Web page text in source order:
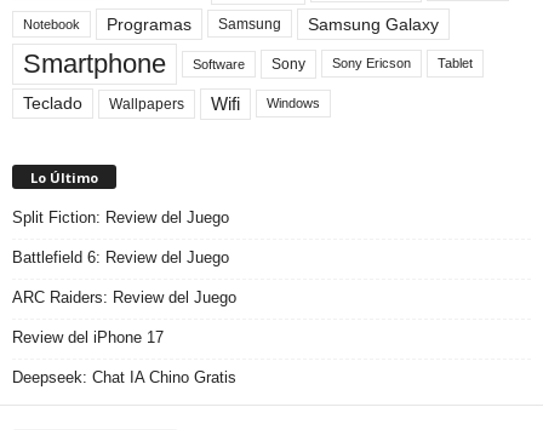
Notebook Programas Samsung Samsung Galaxy
Smartphone Software Sony Sony Ericson Tablet
Teclado Wallpapers Wifi Windows
Lo Último
Split Fiction: Review del Juego
Battlefield 6: Review del Juego
ARC Raiders: Review del Juego
Review del iPhone 17
Deepseek: Chat IA Chino Gratis